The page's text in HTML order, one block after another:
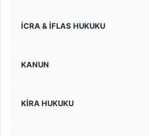
İCRA & İFLAS HUKUKU
KANUN
KİRA HUKUKU